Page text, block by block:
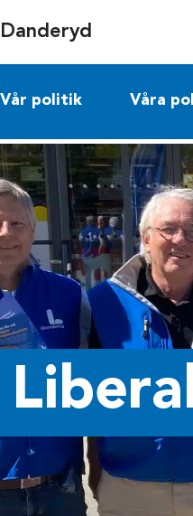
Danderyd
Vår politik Våra